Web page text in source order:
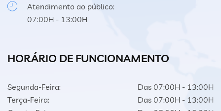
Atendimento ao público:
07:00H - 13:00H
HORÁRIO DE FUNCIONAMENTO
Segunda-Feira:
Das 07:00H - 13:00H
Terça-Feira:
Das 07:00H - 13:00H